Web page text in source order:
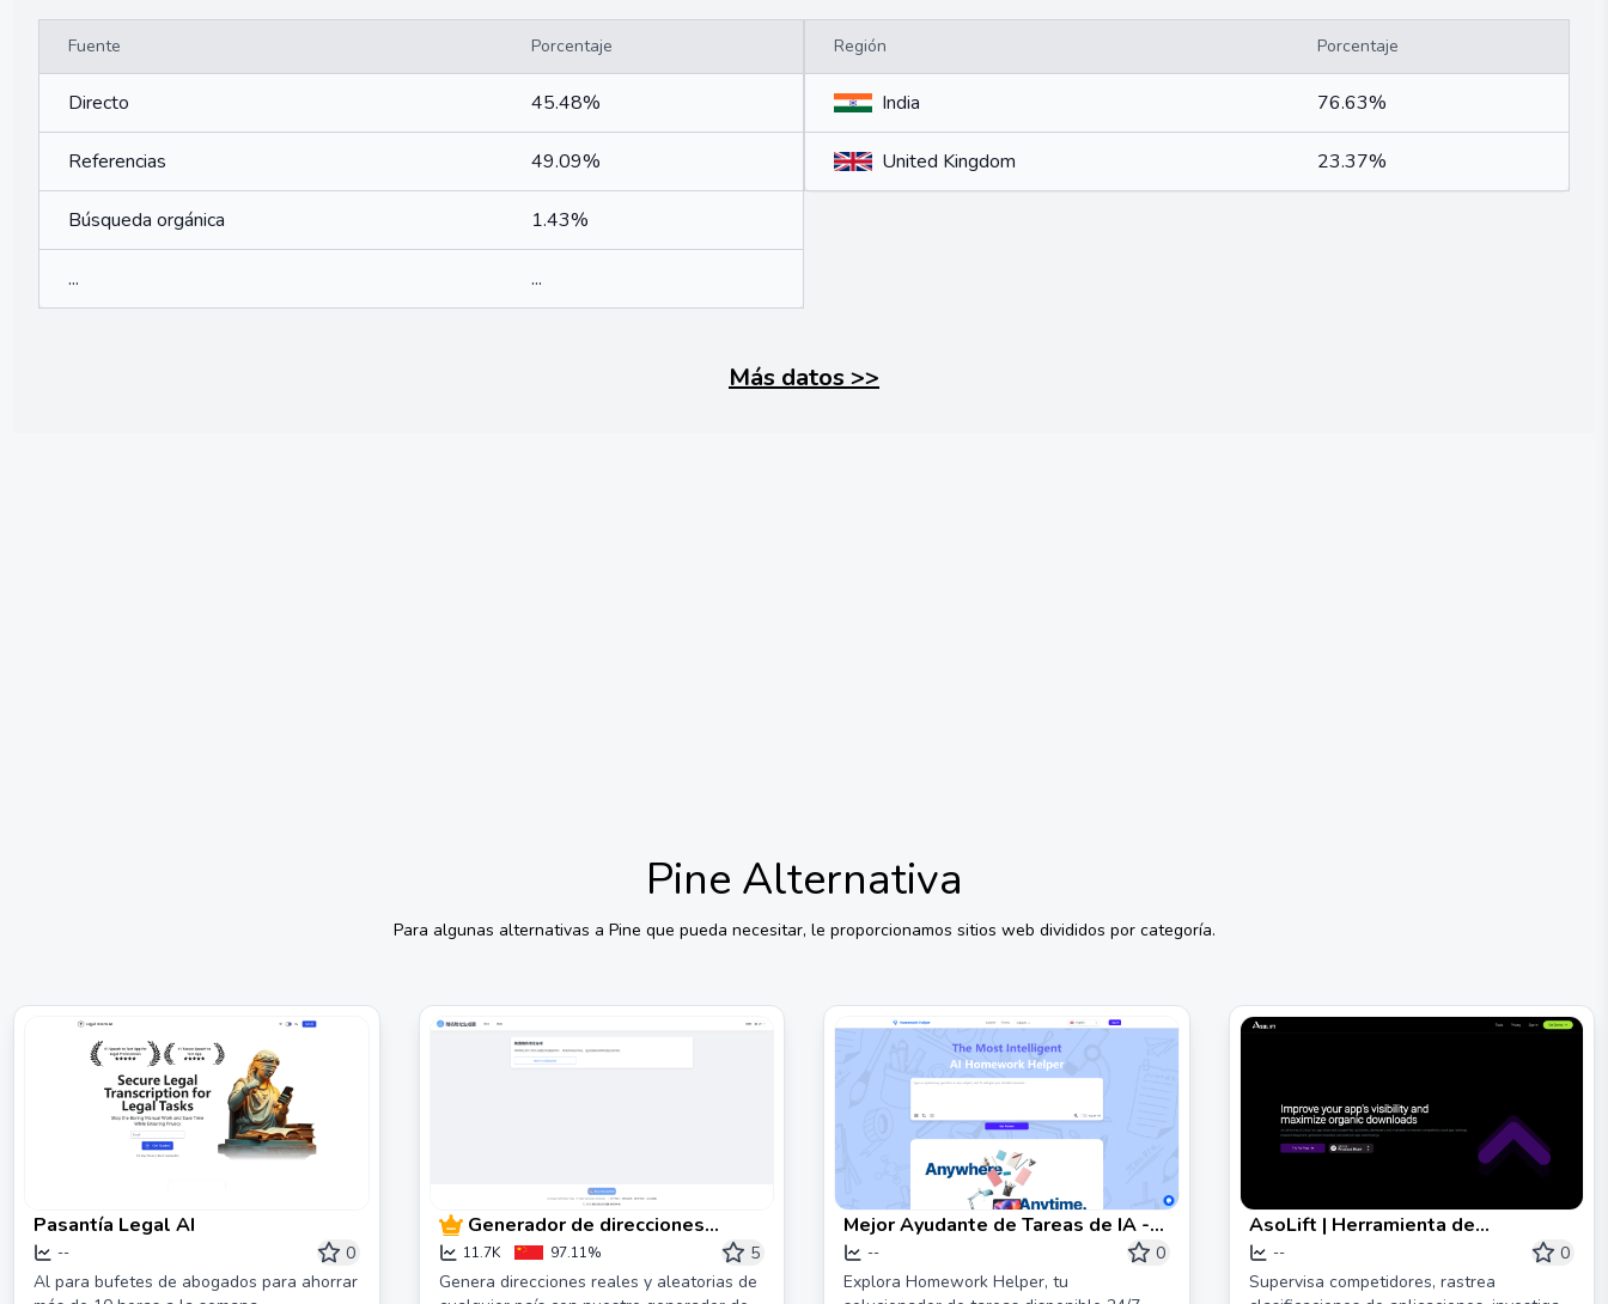
Fuente Porcentaje
Directo 45.48%
Referencias 49.09%
Búsqueda orgánica 1.43%
... ...
Región Porcentaje
India 76.63%
United Kingdom 23.37%
Más datos >>
Pine Alternativa
Para algunas alternativas a Pine que pueda necesitar, le proporcionamos sitios web divididos por categoría.
Pasantía Legal AI
--
0
Al para bufetes de abogados para ahorrar
Generador de direcciones
aleatorias - Genera
inmediatamente direcciones
11.7K 97.11%
5
Genera direcciones reales y aleatorias de
Mejor Ayudante de Tareas de IA -
Pregunta IA en Línea
--
0
Explora Homework Helper, tu
AsoLift | Herramienta de
Optimización de App Store para
iOS y Android
--
0
Supervisa competidores, rastrea